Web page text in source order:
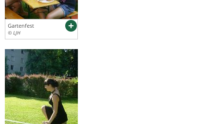
Gartenfest
© LJH